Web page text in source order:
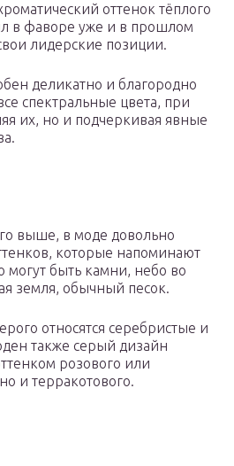
оттенок тёплого
в фаворе уже и в прошлом
лидерские позиции.
деликатно и благородно
спектральные цвета, при
их, но и подчеркивая явные
выше, в моде довольно
которые напоминают
могут быть камни, небо во
земля, обычный песок.
относятся серебристые и
также серый дизайн
розового или
и терракотового.